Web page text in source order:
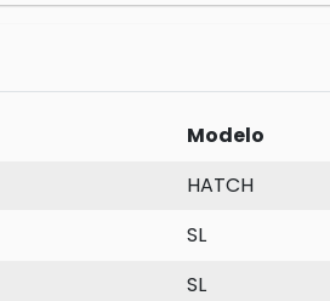
Modelo
HATCH
SL
SL